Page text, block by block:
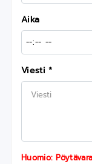
Aika
Viesti *
Huomio: